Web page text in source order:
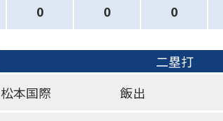
0 0 0
二塁打
松本国際
飯出